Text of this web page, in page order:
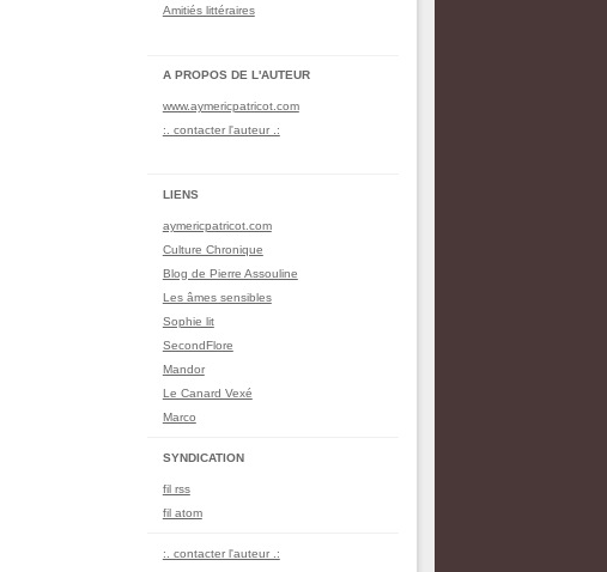
Amitiés littéraires
A PROPOS DE L'AUTEUR
www.aymericpatricot.com
:. contacter l'auteur .:
LIENS
aymericpatricot.com
Culture Chronique
Blog de Pierre Assouline
Les âmes sensibles
Sophie lit
SecondFlore
Mandor
Le Canard Vexé
Marco
SYNDICATION
fil rss
fil atom
:. contacter l'auteur .: